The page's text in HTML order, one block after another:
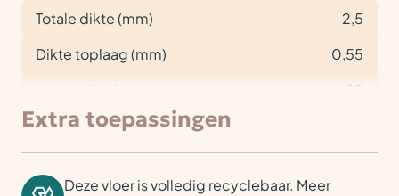
Totale dikte (mm)
2,5
Dikte toplaag (mm)
0,55
Lengte (cm)
89
Extra toepassingen
Deze vloer is volledig recyclebaar. Meer